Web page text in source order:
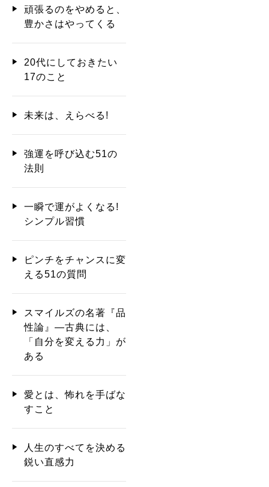
頑張るのをやめると、
豊かさはやってくる
20代にしておきたい
17のこと
未来は、えらべる!
強運を呼び込む51の
法則
一瞬で運がよくなる!
シンプル習慣
ピンチをチャンスに変
える51の質問
スマイルズの名著『品
性論』―古典には、
「自分を変える力」が
ある
愛とは、怖れを手ばな
すこと
人生のすべてを決める
鋭い直感力